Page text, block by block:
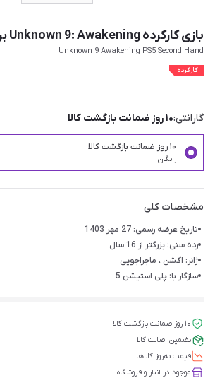
بازی کارکرده Unknown 9: Awakening برای PS5
Unknown 9 Awakening PS5 Second Hand
کارکرده
گارانتی:۱۰ روز ضمانت بازگشت کالا
۱۰ روز ضمانت بازگشت کالا
رایگان
مشخصات کلی
تاریخ عرضه رسمی: 27 مهر 1403
رده سنی: بزرگتر از 16 سال
ژانر: اکشن ، ماجراجویی
سازگار با: پلی استیشن 5
۱۰ روز ضمانت بازگشت کالا
تضمین اصالت کالا
قیمت‌ به‌روز کالاها
موجود در انبار و فروشگاه